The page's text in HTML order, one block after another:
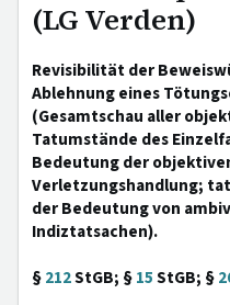
(LG Verden)
Revisibilität der
Ablehnung eines
(Gesamtschau aller
Tatumstände des
Bedeutung der
Verletzungshandlung;
der Bedeutung von
Indiztatsachen).
§212StGB; §15StGB; §